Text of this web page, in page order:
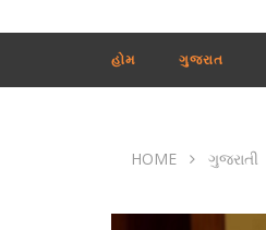
હોમ ગુજરાત
HOME ગુજરાતી